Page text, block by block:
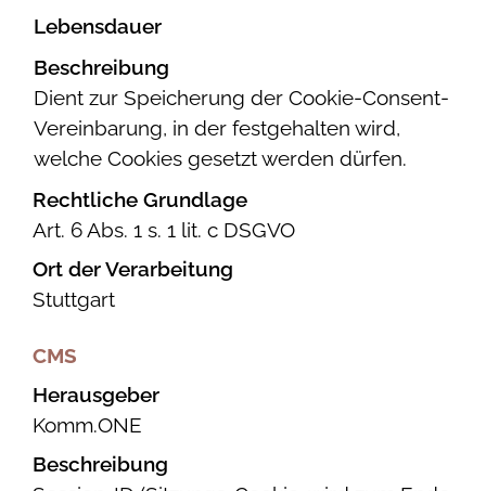
Lebensdauer
Beschreibung
Dient zur Speicherung der Cookie-Consent-
Vereinbarung, in der festgehalten wird,
welche Cookies gesetzt werden dürfen.
Rechtliche Grundlage
Art. 6 Abs. 1 s. 1 lit. c DSGVO
Ort der Verarbeitung
Stuttgart
CMS
Herausgeber
Komm.ONE
Beschreibung